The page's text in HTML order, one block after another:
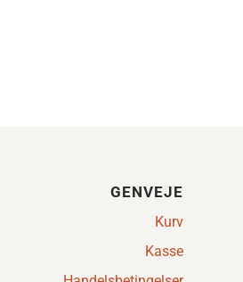
GENVEJE
Kurv
Kasse